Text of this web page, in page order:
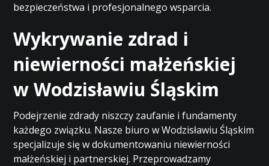
bezpieczeństwa i profesjonalnego wsparcia.
Wykrywanie zdrad i
niewierności małżeńskiej
w Wodzisławiu Śląskim
Podejrzenie zdrady niszczy zaufanie i fundamenty
każdego związku. Nasze biuro w Wodzisławiu Śląskim
specjalizuje się w dokumentowaniu niewierności
małżeńskiej i partnerskiej. Przeprowadzamy